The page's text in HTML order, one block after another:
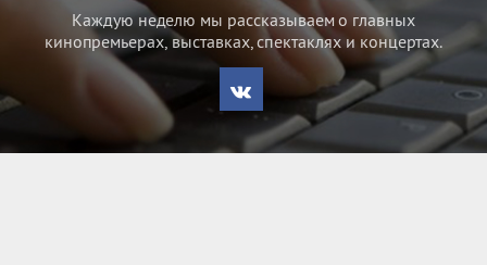
Каждую неделю мы рассказываем о главных
кинопремьерах, выставках, спектаклях и концертах.